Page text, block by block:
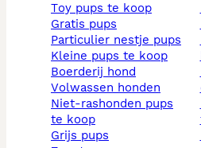
toy pups te koop
gratis pups
particulier nestje pups
kleine pups te koop
boerderij hond
volwassen honden
niet-rashonden pups
te koop
grijs pups